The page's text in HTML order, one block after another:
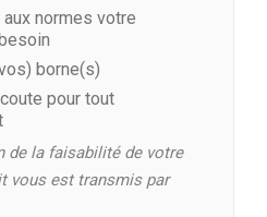
normes votre
borne(s)
pour tout
de la faisabilité de votre
vous est transmis par